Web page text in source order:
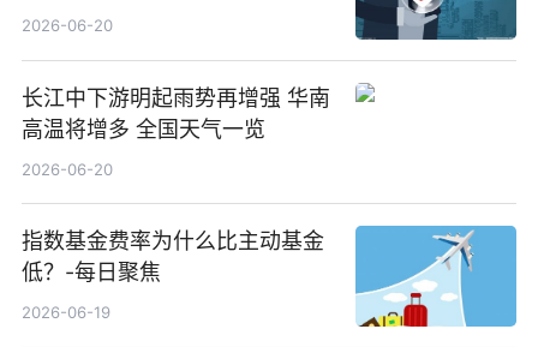
2026-06-20
长江中下游明起雨势再增强 华南
高温将增多 全国天气一览
2026-06-20
指数基金费率为什么比主动基金
低？-每日聚焦
2026-06-19